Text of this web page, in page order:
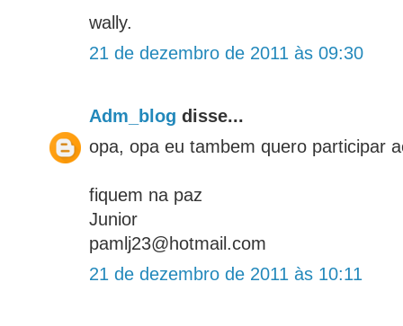
wally.
21 de dezembro de 2011 às 09:30
Adm_blog disse...
opa, opa eu tambem quero participar
fiquem na paz
Junior
pamlj23@hotmail.com
21 de dezembro de 2011 às 10:11